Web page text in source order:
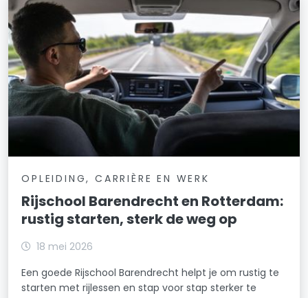
OPLEIDING, CARRIÈRE EN WERK
Rijschool Barendrecht en Rotterdam:
rustig starten, sterk de weg op
18 mei 2026
Een goede Rijschool Barendrecht helpt je om rustig te
starten met rijlessen en stap voor stap sterker te